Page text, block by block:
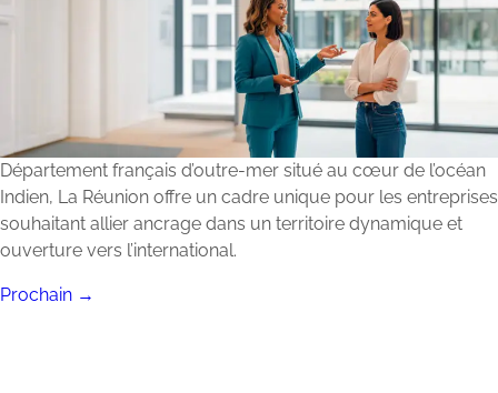
Département français d’outre-mer situé au cœur de l’océan
Indien, La Réunion offre un cadre unique pour les entreprises
souhaitant allier ancrage dans un territoire dynamique et
ouverture vers l’international.
Prochain →